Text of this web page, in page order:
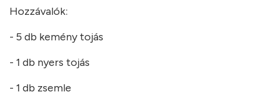
Hozzávalók:
- 5 db kemény tojás
- 1 db nyers tojás
- 1 db zsemle